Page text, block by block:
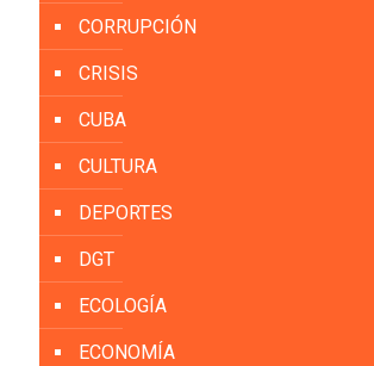
CORRUPCIÓN
CRISIS
CUBA
CULTURA
DEPORTES
DGT
ECOLOGÍA
ECONOMÍA